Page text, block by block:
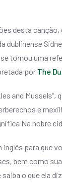
desta canção,
tornou uma
por The
and Mussels”,
e
Na nobre
inglês para que
bem como
o que ela